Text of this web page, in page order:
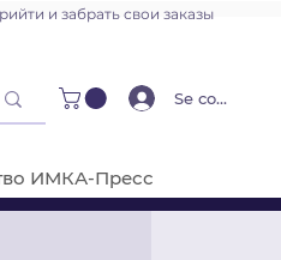
Se connecter
ИМКА-Пресс
и забрать свои заказы